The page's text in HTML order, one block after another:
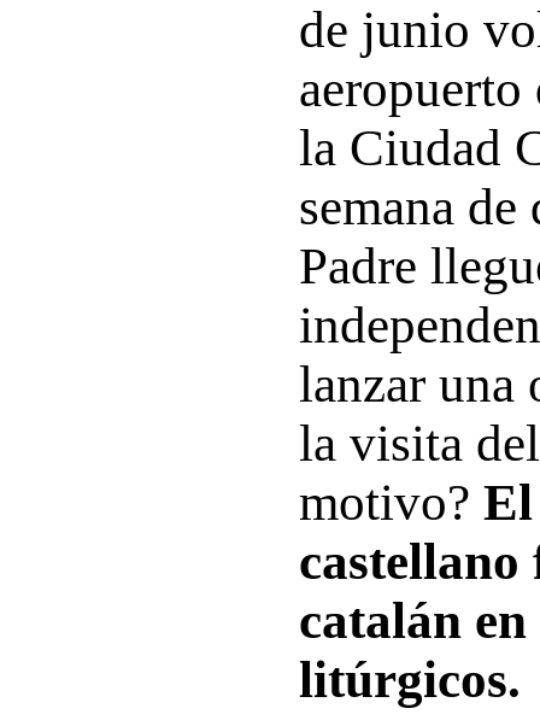
de junio
aeropuerto
la Ciudad
semana de
Padre
lanzar una
la visita
motivo?
castellano
catalán en
litúrgicos.